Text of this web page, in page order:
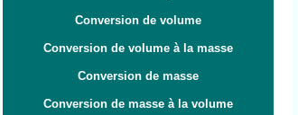
Conversion de volume
Conversion de volume à la masse
Conversion de masse
Conversion de masse à la volume